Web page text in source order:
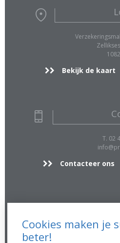
Bekijk de kaart
T. 02
Contacteer ons
FSMA
Cookies maken je
beter!